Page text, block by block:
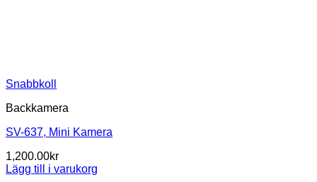
Snabbkoll
Backkamera
SV-637, Mini Kamera
1,200.00kr
Lägg till i varukorg